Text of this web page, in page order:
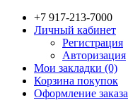
+7 917-213-7000
Личный кабинет
Регистрация
Авторизация
Мои закладки (0)
Корзина покупок
Оформление заказа